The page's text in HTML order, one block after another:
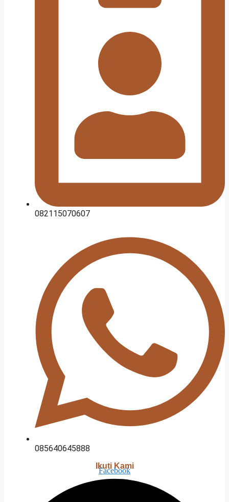
082115070607
085640645888
Ikuti Kami
Facebook